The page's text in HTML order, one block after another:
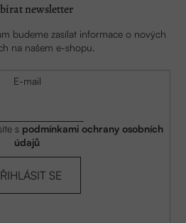
newsletter
budeme zasílat informace o nových
na našem e-shopu.
E-mail
s podmínkami ochrany osobních
údajů
SE